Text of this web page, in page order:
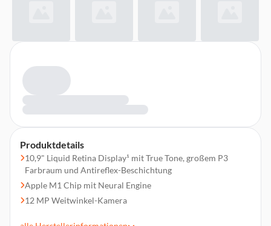
Produktdetails
10,9" Liquid Retina Display¹ mit True Tone, großem P3
Farbraum und Antireflex-Beschichtung
Apple M1 Chip mit Neural Engine
12 MP Weitwinkel-Kamera